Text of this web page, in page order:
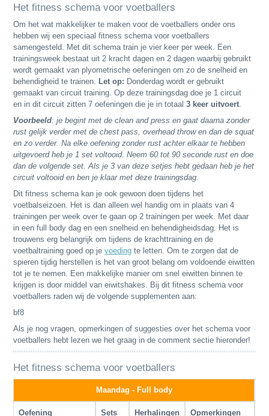
Het fitness schema voor voetballers
Om het wat makkelijker te maken voor de voetballers onder ons
hebben wij een speciaal fitness schema voor voetballers
samengesteld. Met dit schema train je vier keer per week. Een
trainingsweek bestaat uit 2 kracht dagen en 2 dagen waarbij gebruikt
wordt gemaakt van plyometrische oefeningen om zo de snelheid en
behendigheid te trainen. Let op: Donderdag wordt er gebruikt
gemaakt van circuit training. Op deze trainingsdag doe je 1 circuit
en in dit circuit zitten 7 oefeningen die je in totaal3 keer uitvoert
Voorbeeld: je begint met de clean and press en gaat daarna zonder
rust gelijk verder met de chest pass, overhead throw en dan de squat
en zo verder. Na elke oefening zonder rust achter elkaar te hebben
uitgevoerd heb je 1 set voltooid. Neem 60 tot 90 seconde rust en doe
dan de volgende set. Als je 3 van deze setjes hebt gedaan heb je het
circuit voltooid en ben je klaar met deze trainingsdag.
Dit fitness schema kan je ook gewoon doen tijdens het
voetbalseizoen. Het is dan alleen wel handig om in plaats van 4
trainingen per week over te gaan op 2 trainingen per week. Met daar
in een full body dag en een snelheid en behendigheidsdag. Het is
trouwens erg belangrijk om tijdens de krachttraining en de
voetbaltraining goed op jevoeding te letten. Om te zorgen dat de
spieren tijdig herstellen is het van groot belang om voldoende eiwitten
tot je te nemen. Een makkelijke manier om snel eiwitten binnen te
krijgen is door middel van eiwitshakes. Bij dit fitness schema voor
voetballers raden wij de volgende supplementen aan:
bf8
Als je nog vragen, opmerkingen of suggesties over het schema voor
voetballers hebt lezen we het graag in de comment sectie hieronder!
Het fitness schema voor voetballers
Maandag - Full body
Oefening Sets Herhalingen Opmerkingen